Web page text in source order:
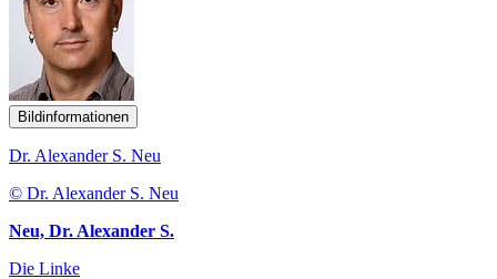
Bildinformationen
Dr. Alexander S. Neu
© Dr. Alexander S. Neu
Neu, Dr. Alexander S.
Die Linke